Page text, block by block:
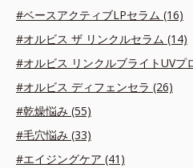
#ベースアクティブLPセラム (16)
#オルビス ザ リンクルセラム (14)
#オルビス リンクルブライトUVプ
#オルビス ディフェンセラ (26)
#乾燥悩み (55)
#毛穴悩み (33)
#エイジングケア (41)